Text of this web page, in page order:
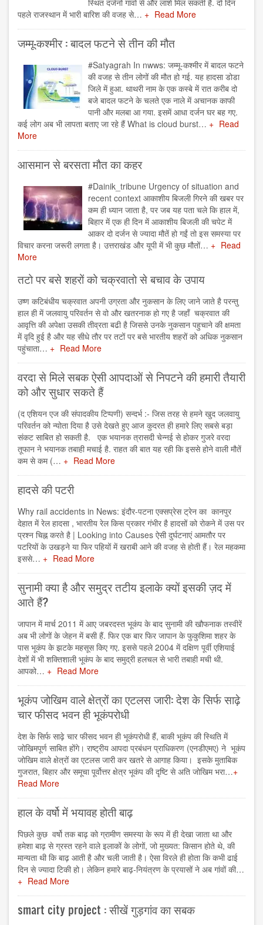
स्थित दर्जनों गांवों से और लाशें मिल सकती हैं. दो दिन
पहले राजस्थान में भारी बारिश की वजह से…
Read More
जम्मू-कश्मीर : बादल फटने से तीन की मौत
#Satyagrah In nwws: जम्मू-कश्मीर में बादल फटने
की वजह से तीन लोगों की मौत हो गई. यह हादसा डोडा
जिले में हुआ. थाथरी नाम के एक कस्बे में रात करीब दो
बजे बादल फटने के चलते एक नाले में अचानक काफी
पानी और मलबा आ गया. इसमें आधा दर्जन घर बह गए.
कई लोग अब भी लापता बताए जा रहे हैं What is cloud burst…
Read
More
आसमान से बरसता मौत का कहर
#Dainik_tribune Urgency of situation and
recent context आकाशीय बिजली गिरने की खबर पर
कम ही ध्यान जाता है, पर जब यह पता चले कि हाल में,
बिहार में एक ही दिन में आकाशीय बिजली की चपेट में
आकर दो दर्जन से ज्यादा मौतें हो गईं तो इस समस्या पर
विचार करना जरूरी लगता है। उत्तराखंड और यूपी में भी कुछ मौतों…
Read
More
तटो पर बसे शहरों को चक्रवातो से बचाव के उपाय
उष्ण कटिबंधीय चक्रवात अपनी उग्रता और नुकसान के लिए जाने जाते है परन्तु
हाल ही में जलवायु परिवर्तन से वो और खतरनाक हो गए है जहाँ चक्रवात की
आवृत्ति की अपेक्षा उसकी तीव्रता बढी है जिससे उनके नुकसान पहुचाने की क्षमता
में वृदि हुई है और यह सीधे तौर पर तटों पर बसे भारतीय शहरों को अधिक नुकसान
पहुंचाता…
Read More
वरदा से मिले सबक ऐसी आपदाओं से निपटने की हमारी तैयारी
को और सुधार सकते हैं
(द एशियन एज की संपादकीय टिप्पणी) सन्दर्भ :- जिस तरह से हमने खुद जलवायु
परिवर्तन को न्योता दिया है उसे देखते हुए आज कुदरत ही हमारे लिए सबसे बड़ा
संकट साबित हो सकती है. एक भयानक त्रासदी चेन्नई से होकर गुजरे वरदा
तूफान ने भयानक तबाही मचाई है. राहत की बात यह रही कि इससे होने वाली मौतें
कम से कम (…
Read More
हादसे की पटरी
Why rail accidents in News: इंदौर-पटना एक्सप्रेस ट्रेन का कानपुर
देहात में रेल हादसा , भारतीय रेल किस प्रकार गंभीर है हादसों को रोकने में उस पर
प्रश्न चिह्न करते है | Looking into Causes ऐसी दुर्घटनाएं आमतौर पर
पटरियों के उखड़ने या फिर पहियों में खराबी आने की वजह से होती हैं। रेल महकमा
इससे…
Read More
सुनामी क्या है और समुद्र तटीय इलाके क्यों इसकी ज़द में
आते हैं?
जापान में मार्च 2011 में आए जबरदस्त भूकंप के बाद सुनामी की खौफनाक तस्वीरें
अब भी लोगों के जेहन में बसी हैं. फिर एक बार फिर जापान के फुकुशिमा शहर के
पास भूकंप के झटके महसूस किए गए. इससे पहले 2004 में दक्षिण पूर्वी एशियाई
देशों में भी शक्तिशाली भूकंप के बाद समुद्री हलचल से भारी तबाही मची थी.
आपको…
Read More
भूकंप जोखिम वाले क्षेत्रों का एटलस जारी: देश के सिर्फ साढ़े
चार फीसद भवन ही भूकंपरोधी
देश के सिर्फ साढ़े चार फीसद भवन ही भूकंपरोधी हैं, बाकी भूकंप की स्थिति में
जोखिमपूर्ण साबित होंगे। राष्ट्रीय आपदा प्रबंधन प्राधिकरण (एनडीएमए) ने भूकंप
जोखिम वाले क्षेत्रों का एटलस जारी कर खतरे से आगाह किया। इसके मुताबिक
गुजरात, बिहार और समूचा पूर्वोत्तर क्षेत्र भूकंप की दृष्टि से अति जोखिम भरा…
Read More
हाल के वर्षो में भयावह होती बाढ़
पिछले कुछ वर्षो तक बाढ़ को ग्रामीण समस्या के रूप में ही देखा जाता था और
हमेशा बाढ़ से ग्रस्त रहने वाले इलाकों के लोगों, जो मुख्यत: किसान होते थे, की
मान्यता थी कि बाढ़ आती है और चली जाती है। ऐसा विरले ही होता कि कभी ढाई
दिन से ज्यादा टिकी हो। लेकिन हमारे बाढ़-नियंत्रण के प्रयासों ने अब गांवों की…
Read More
smart city project : सीखें गुड़गांव का सबक